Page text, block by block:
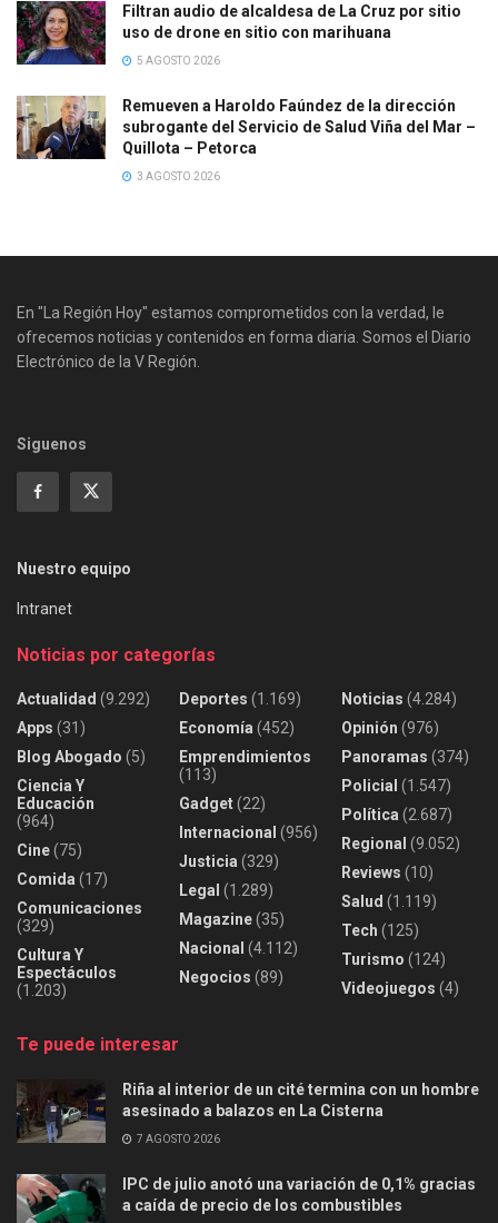
Filtran audio de alcaldesa de La Cruz por sitio
uso de drone en sitio con marihuana
5 AGOSTO 2026
Remueven a Haroldo Faúndez de la dirección
subrogante del Servicio de Salud Viña del Mar –
Quillota – Petorca
3 AGOSTO 2026
En "La Región Hoy" estamos comprometidos con la verdad, le
ofrecemos noticias y contenidos en forma diaria. Somos el Diario
Electrónico de la V Región.
Siguenos
Nuestro equipo
Intranet
Noticias por categorías
Actualidad (9.292)
Apps (31)
Blog Abogado (5)
Ciencia Y
Educación
(964)
Cine(75)
Comida (17)
Comunicaciones
(329)
Cultura Y
Espectáculos
(1.203)
Deportes (1.169)
Economía (452)
Emprendimientos
(113)
Gadget(22)
Internacional (956)
Justicia (329)
Legal (1.289)
Magazine(35)
Nacional (4.112)
Negocios (89)
Noticias (4.284)
Opinión (976)
Panoramas (374)
Policial (1.547)
Política (2.687)
Regional (9.052)
Reviews (10)
Salud (1.119)
Tech (125)
Turismo (124)
Videojuegos (4)
Te puede interesar
Riña al interior de un cité termina con un hombre
asesinado a balazos en La Cisterna
7 AGOSTO 2026
IPC de julio anotó una variación de 0,1% gracias
a caída de precio de los combustibles